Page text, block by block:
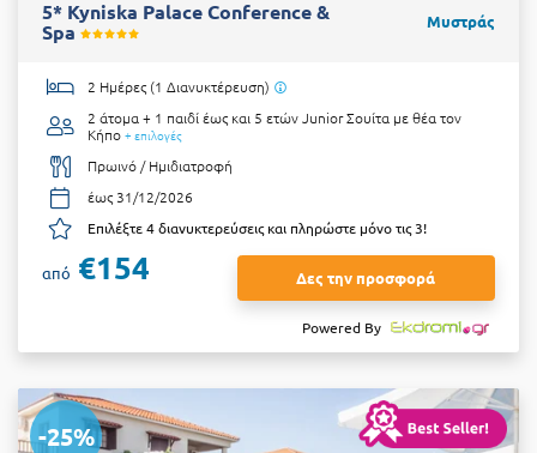
5* Kyniska Palace Conference &
Spa
Μυστράς
2 Ημέρες (1 Διανυκτέρευση)
2 άτομα + 1 παιδί έως και 5 ετώνJunior Σουίτα με θέα τον
Κήπο + επιλογές
Πρωινό / Ημιδιατροφή
έως 31/12/2026
Επιλέξτε 4 διανυκτερεύσεις και πληρώστε μόνο τις 3!
από €154 Δες την προσφορά
Powered By
-25%